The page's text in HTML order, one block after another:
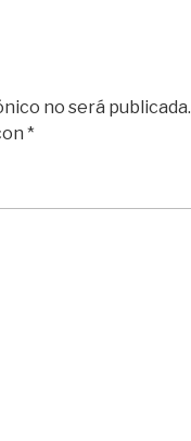
no será publicada.
*